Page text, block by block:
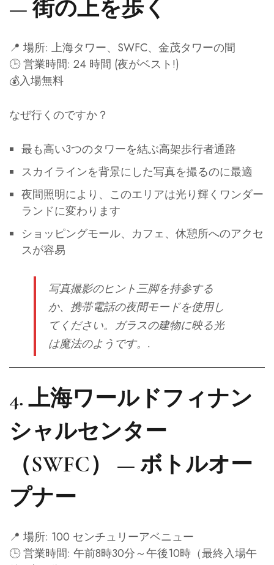
— 街の上を歩く
📍 場所: 上海タワー、SWFC、金茂タワーの間
🕒 営業時間: 24 時間 (夜がベスト!)
💰入場無料
なぜ行くのですか？
最も高い3つのタワーを結ぶ高架歩行者通路
スカイラインを背景にした写真を撮るのに最適
夜間照明により、このエリアは光り輝くワンダー
ランドに変わります
ショッピングモール、カフェ、休憩所へのアクセ
スが容易
写真撮影のヒント三脚を持参する
か、携帯電話の夜間モードを使用し
てください。ガラスの建物に映る光
は魔法のようです。.
4. 上海ワールドフィナン
シャルセンター
（SWFC） — ボトルオー
プナー
📍 場所: 100 センチュリーアベニュー
🕒 営業時間: 午前8時30分～午後10時（最終入場午